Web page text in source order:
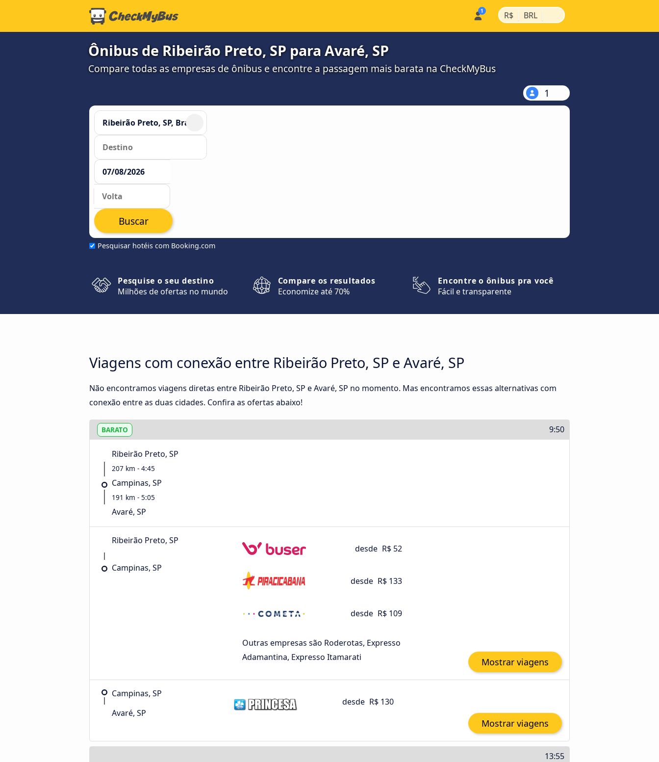
R$ | BRL |
Ônibus de Ribeirão Preto, SP para Avaré, SP
Compare todas as empresas de ônibus e encontre a passagem mais barata na CheckMyBus
1
Pesquisar hotéis com Booking.com
Buscar
Pesquise o seu destino
Milhões de ofertas no mundo
Compare os resultados
Economize até 70%
Encontre o ônibus pra você
Fácil e transparente
Viagens com conexão entre Ribeirão Preto, SP e Avaré, SP
Não encontramos viagens diretas entre Ribeirão Preto, SP e Avaré, SP no momento. Mas encontramos essas alternativas com
conexão entre as duas cidades. Confira as ofertas abaixo!
BARATO 9:50
Ribeirão Preto, SP
207 km - 4:45
Campinas, SP
191 km - 5:05
Avaré, SP
Ribeirão Preto, SP
Campinas, SP
desde R$ 52
desde R$ 133
desde R$ 109
Outras empresas são Roderotas, Expresso
Adamantina, Expresso Itamarati
Mostrar viagens
Campinas, SP
Avaré, SP
desde R$ 130
Mostrar viagens
13:55